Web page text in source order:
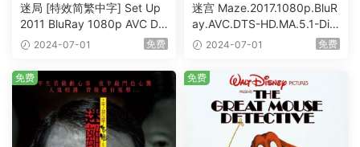
迷局 [特效简繁中字] Set Up
2011 BluRay 1080p AVC DT
S-HD MA5.1-shhaclm@CHD
2024-07-01 免费
迷宫 Maze.2017.1080p.BluR
ay.AVC.DTS-HD.MA.5.1-DiY
@HDHome [BDISO 19.7GB]
2024-07-01 免费
免费 免费